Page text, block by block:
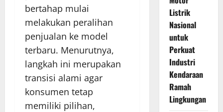
bertahap mulai
melakukan peralihan
penjualan ke model
terbaru. Menurutnya,
langkah ini merupakan
transisi alami agar
konsumen tetap
memiliki pilihan,
Listrik
Nasional
untuk
Perkuat
Industri
Kendaraan
Ramah
Lingkungan